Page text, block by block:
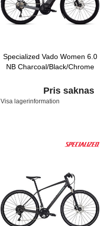
Specialized Vado Women 6.0
NB Charcoal/Black/Chrome
Pris saknas
Visa lagerinformation